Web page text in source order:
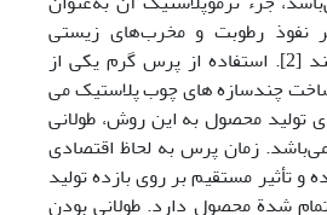
نفوذ رطوبت و مخرب‌های زیستی
(بیولوژیکی) عمل می‌کند [2]. استفاده از پرس گرم یکی از
چندسازه های چوب پلاستیک می
تولید محصول به این روش، طولانی
زمان پرس به لحاظ اقتصادی
و تأثیر مستقیم بر روی بازده تولید
شدة محصول دارد. طولانی بودن